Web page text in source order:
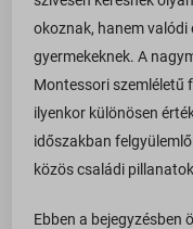
okoznak, hanem valódi
gyermekeknek. A
Montessori szemléletű
ilyenkor különösen
időszakban
közös családi
Ebben a